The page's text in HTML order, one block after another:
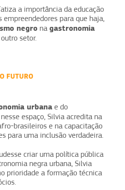
a importância da educação
empreendedores para que haja,
negro na gastronomia
setor.
FUTURO
urbana e do
nesse espaço, Silvia acredita na
brasileiros e na capacitação
para uma inclusão verdadeira.
criar uma política pública
negra urbana, Silvia
prioridade a formação técnica